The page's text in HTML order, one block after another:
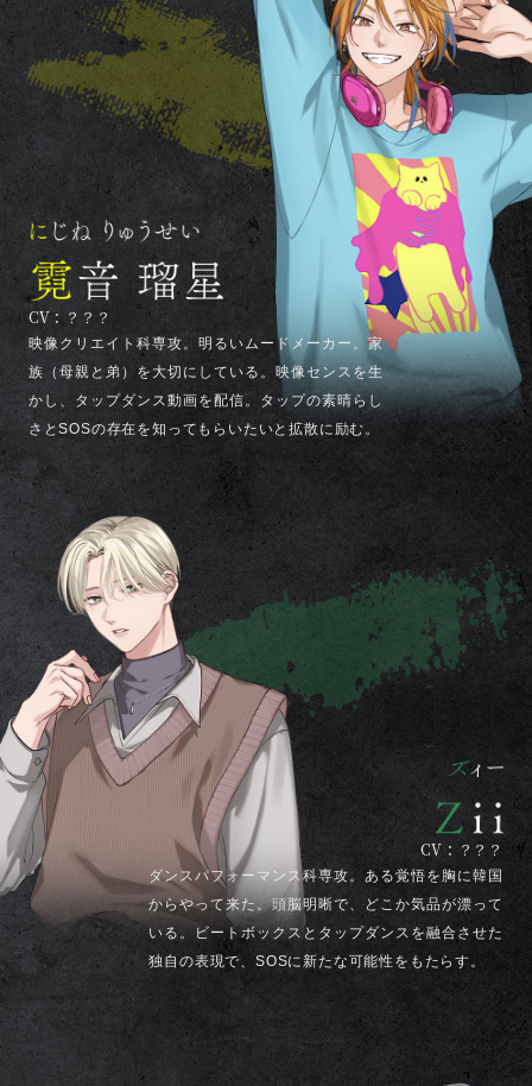
CV：？？？
映像クリエイト科専攻。明るいムードメーカー。家
族（母親と弟）を大切にしている。映像センスを生
かし、タップダンス動画を配信。タップの素晴らし
さとSOSの存在を知ってもらいたいと拡散に励む。
CV：？？？
ダンスパフォーマンス科専攻。ある覚悟を胸に韓国
からやって来た。頭脳明晰で、どこか気品が漂って
いる。ビートボックスとタップダンスを融合させた
独自の表現で、SOSに新たな可能性をもたらす。